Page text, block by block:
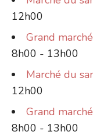
12h00
Grand
8h00 - 13h00
Marché du
12h00
Grand
8h00 - 13h00